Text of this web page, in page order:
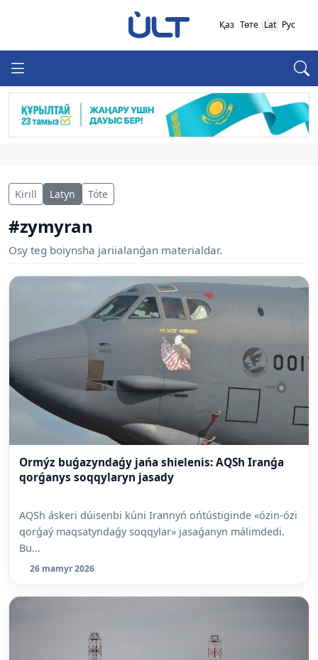
Қаз Төте Lat Рус
Kirill Latyn Tóte
#zymyran
Osy teg boiynsha jariialanǵan materialdar.
Ormýz buǵazyndaǵy jańa shielenis: AQSh Iranǵa
qorǵanys soqqylaryn jasady
AQSh áskeri dúisenbi kúni Irannyń ońtústiginde «ózin-ózi
qorǵaý maqsatyndaǵy soqqylar» jasaǵanyn málimdedi.
Bu...
26 mamyr 2026